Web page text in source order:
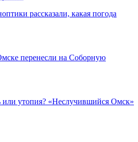
рассказали, какая погода
перенесли на Соборную
утопия? «Неслучившийся Омск»